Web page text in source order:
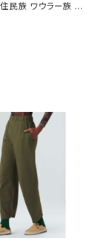
民族 ワウラー族 ビ
ット 1.5cm幅 内周